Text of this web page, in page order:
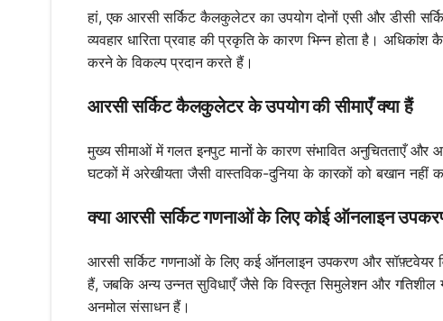
हां, एक आरसी सर्किट कैलकुलेटर का उपयोग दोनों एसी और डीसी
व्यवहार धारिता प्रवाह की प्रकृति के कारण भिन्न होता है।
करने के विकल्प प्रदान करते हैं।
आरसी सर्किट कैलकुलेटर के उपयोग की सीमाएँ क्या हैं
मुख्य सीमाओं में गलत इनपुट मानों के कारण संभावित अनुचितताएँ और
घटकों में अरेखीयता जैसी वास्तविक-दुनिया के कारकों को बखान नहीं
क्या आरसी सर्किट गणनाओं के लिए कोई ऑनलाइन
आरसी सर्किट गणनाओं के लिए कई ऑनलाइन उपकरण और सॉफ़्टवेयर
हैं, जबकि अन्य उन्नत सुविधाएँ जैसे कि विस्तृत सिमुलेशन और गतिशील
अनमोल संसाधन हैं।